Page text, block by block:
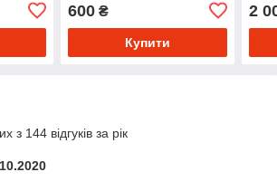
600₴
Купити
2
з 144 відгуків за рік